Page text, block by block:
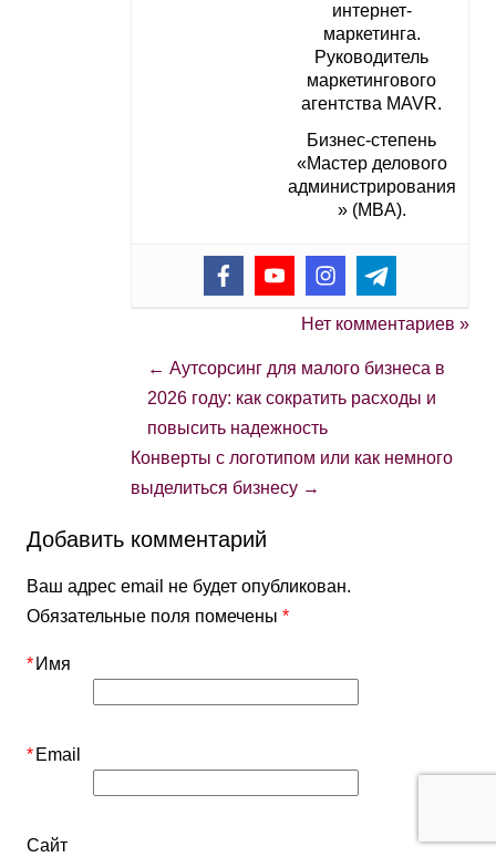
интернет-
маркетинга.
Руководитель
маркетингового
агентства MAVR.
Бизнес-степень
«Мастер делового
администрирования
» (MBA).
Нет комментариев »
← Аутсорсинг для малого бизнеса в
2026 году: как сократить расходы и
повысить надежность
Конверты с логотипом или как немного
выделиться бизнесу →
Добавить комментарий
Ваш адрес email не будет опубликован.
Обязательные поля помечены*
Имя
*
Email
*
Сайт